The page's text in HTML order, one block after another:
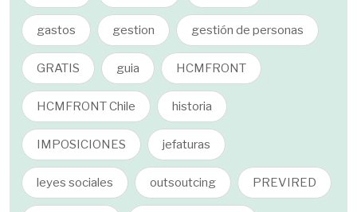
gastos gestion gestión de personas
GRATIS guia HCMFRONT
HCMFRONT Chile historia
IMPOSICIONES jefaturas
leyes sociales outsoutcing PREVIRED